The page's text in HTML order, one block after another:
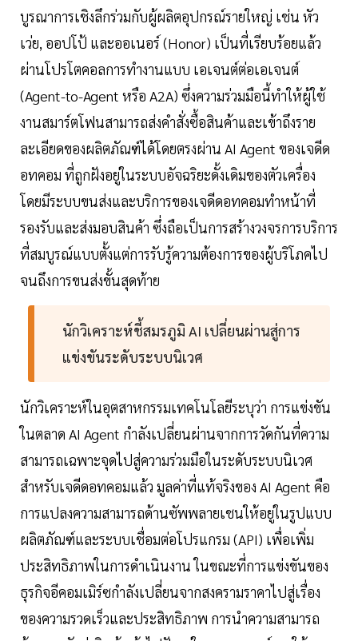
บูรณาการเชิงลึกร่วมกับผู้ผลิตอุปกรณ์รายใหญ่ เช่น หัว
เว่ย, ออปโป้ และออเนอร์ (Honor) เป็นที่เรียบร้อยแล้ว
ผ่านโปรโตคอลการทำงานแบบ เอเจนต์ต่อเอเจนต์
(Agent-to-Agent หรือ A2A) ซึ่งความร่วมมือนี้ทำให้ผู้ใช้
งานสมาร์ตโฟนสามารถส่งคำสั่งซื้อสินค้าและเข้าถึงราย
ละเอียดของผลิตภัณฑ์ได้โดยตรงผ่าน AI Agent ของเจดีด
อทคอม ที่ถูกฝังอยู่ในระบบอัจฉริยะดั้งเดิมของตัวเครื่อง
โดยมีระบบขนส่งและบริการของเจดีดอทคอมทำหน้าที่
รองรับและส่งมอบสินค้า ซึ่งถือเป็นการสร้างวงจรการบริการ
ที่สมบูรณ์แบบตั้งแต่การรับรู้ความต้องการของผู้บริโภคไป
จนถึงการขนส่งขั้นสุดท้าย
นักวิเคราะห์ชี้สมรภูมิ AI เปลี่ยนผ่านสู่การ
แข่งขันระดับระบบนิเวศ
นักวิเคราะห์ในอุตสาหกรรมเทคโนโลยีระบุว่า การแข่งขัน
ในตลาด AI Agent กำลังเปลี่ยนผ่านจากการวัดกันที่ความ
สามารถเฉพาะจุดไปสู่ความร่วมมือในระดับระบบนิเวศ
สำหรับเจดีดอทคอมแล้ว มูลค่าที่แท้จริงของ AI Agent คือ
การแปลงความสามารถด้านซัพพลายเชนให้อยู่ในรูปแบบ
ผลิตภัณฑ์และระบบเชื่อมต่อโปรแกรม (API) เพื่อเพิ่ม
ประสิทธิภาพในการดำเนินงาน ในขณะที่การแข่งขันของ
ธุรกิจอีคอมเมิร์ซกำลังเปลี่ยนจากสงครามราคาไปสู่เรื่อง
ของความรวดเร็วและประสิทธิภาพ การนำความสามารถ